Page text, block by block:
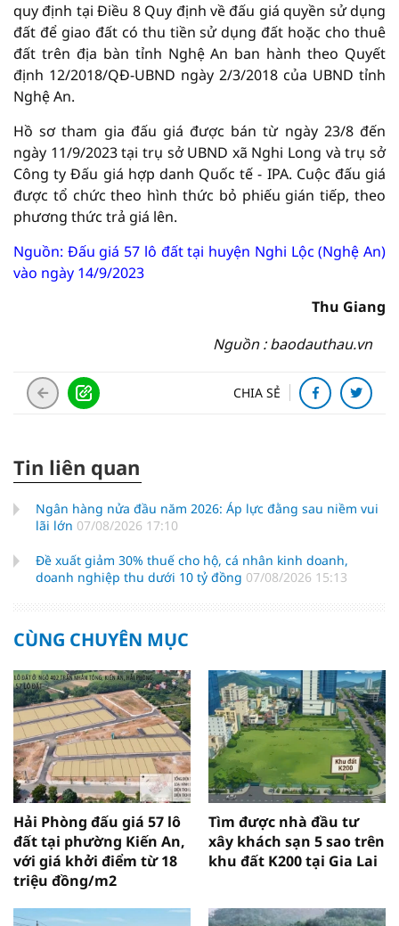
quy định tại Điều 8 Quy định về đấu giá quyền sử dụng
đất để giao đất có thu tiền sử dụng đất hoặc cho thuê
đất trên địa bàn tỉnh Nghệ An ban hành theo Quyết
định 12/2018/QĐ-UBND ngày 2/3/2018 của UBND tỉnh
Nghệ An.
Hồ sơ tham gia đấu giá được bán từ ngày 23/8 đến
ngày 11/9/2023 tại trụ sở UBND xã Nghi Long và trụ sở
Công ty Đấu giá hợp danh Quốc tế - IPA. Cuộc đấu giá
được tổ chức theo hình thức bỏ phiếu gián tiếp, theo
phương thức trả giá lên.
Nguồn: Đấu giá 57 lô đất tại huyện Nghi Lộc (Nghệ An)
vào ngày 14/9/2023
Thu Giang
Nguồn : baodauthau.vn
CHIA SẺ
Tin liên quan
Ngân hàng nửa đầu năm 2026: Áp lực đằng sau niềm vui
lãi lớn 07/08/2026 17:10
Đề xuất giảm 30% thuế cho hộ, cá nhân kinh doanh,
doanh nghiệp thu dưới 10 tỷ đồng 07/08/2026 15:13
CÙNG CHUYÊN MỤC
Hải Phòng đấu giá 57 lô
đất tại phường Kiến An,
với giá khởi điểm từ 18
triệu đồng/m2
Tìm được nhà đầu tư
xây khách sạn 5 sao trên
khu đất K200 tại Gia Lai